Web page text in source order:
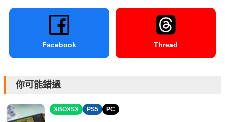
Facebook Thread
你可能錯過
XBOXSX PS5 PC